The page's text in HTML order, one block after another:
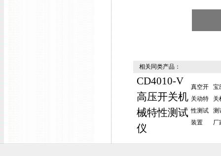
相关同类产品：
CD4010-V
高压开关机
械特性测试
仪
真空开
关动特
性测试
装置
宝
关
测
厂